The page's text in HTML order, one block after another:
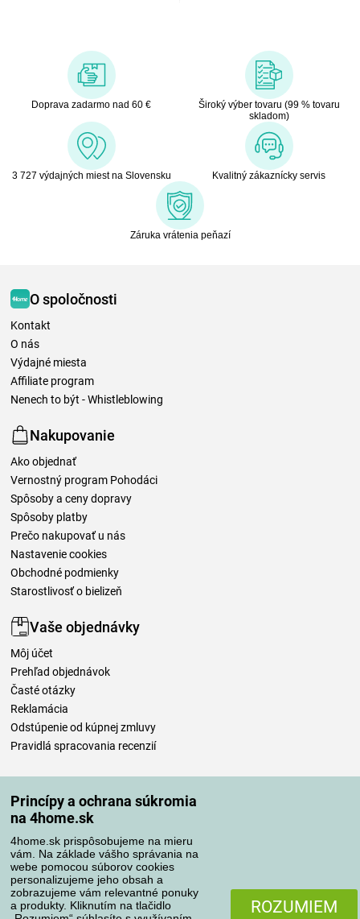
Princípy a ochrana súkromia
na 4home.sk
4home.sk prispôsobujeme na mieru
vám. Na základe vášho správania na
webe pomocou súborov cookies
personalizujeme jeho obsah a
zobrazujeme vám relevantné ponuky
a produkty. Kliknutím na tlačidlo
ROZUMIEM
Doprava zadarmo nad 60 €
Široký výber tovaru (99 % tovaru
skladom)
3 727 výdajných miest na Slovensku Kvalitný zákaznícky servis
Záruka vrátenia peňazí
O spoločnosti
Kontakt
O nás
Výdajné miesta
Affiliate program
Nenech to být - Whistleblowing
Nakupovanie
Ako objednať
Vernostný program Pohodáci
Spôsoby a ceny dopravy
Spôsoby platby
Prečo nakupovať u nás
Nastavenie cookies
Obchodné podmienky
Starostlivosť o bielizeň
Vaše objednávky
Môj účet
Prehľad objednávok
Časté otázky
Reklamácia
Odstúpenie od kúpnej zmluvy
Pravidlá spracovania recenzií
Spôsoby platby
Spoľahlivý obchod